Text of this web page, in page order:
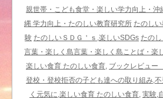
ウ
ゲ
シ
ョ
ウ
／
夕
親世帯・こども食堂・楽しい学力向上・沖
縄 学力向上・たのしい教育研究所 たのし
験 たのしいＳＤＧ＇ｓ,楽しいSDGs たの
言葉・楽しく島言葉・楽しく島ことば・楽
楽しい食育 たのしい食育, ブックレビュ
登校・登校拒否の子ども達への取り組み,
く元気に,楽しい食育 たのしい食育, 実験,